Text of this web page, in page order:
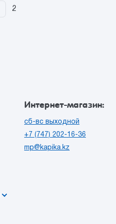
2
Интернет-магазин:
сб-вс выходной
+7 (747) 202-16-36
mp@kapika.kz